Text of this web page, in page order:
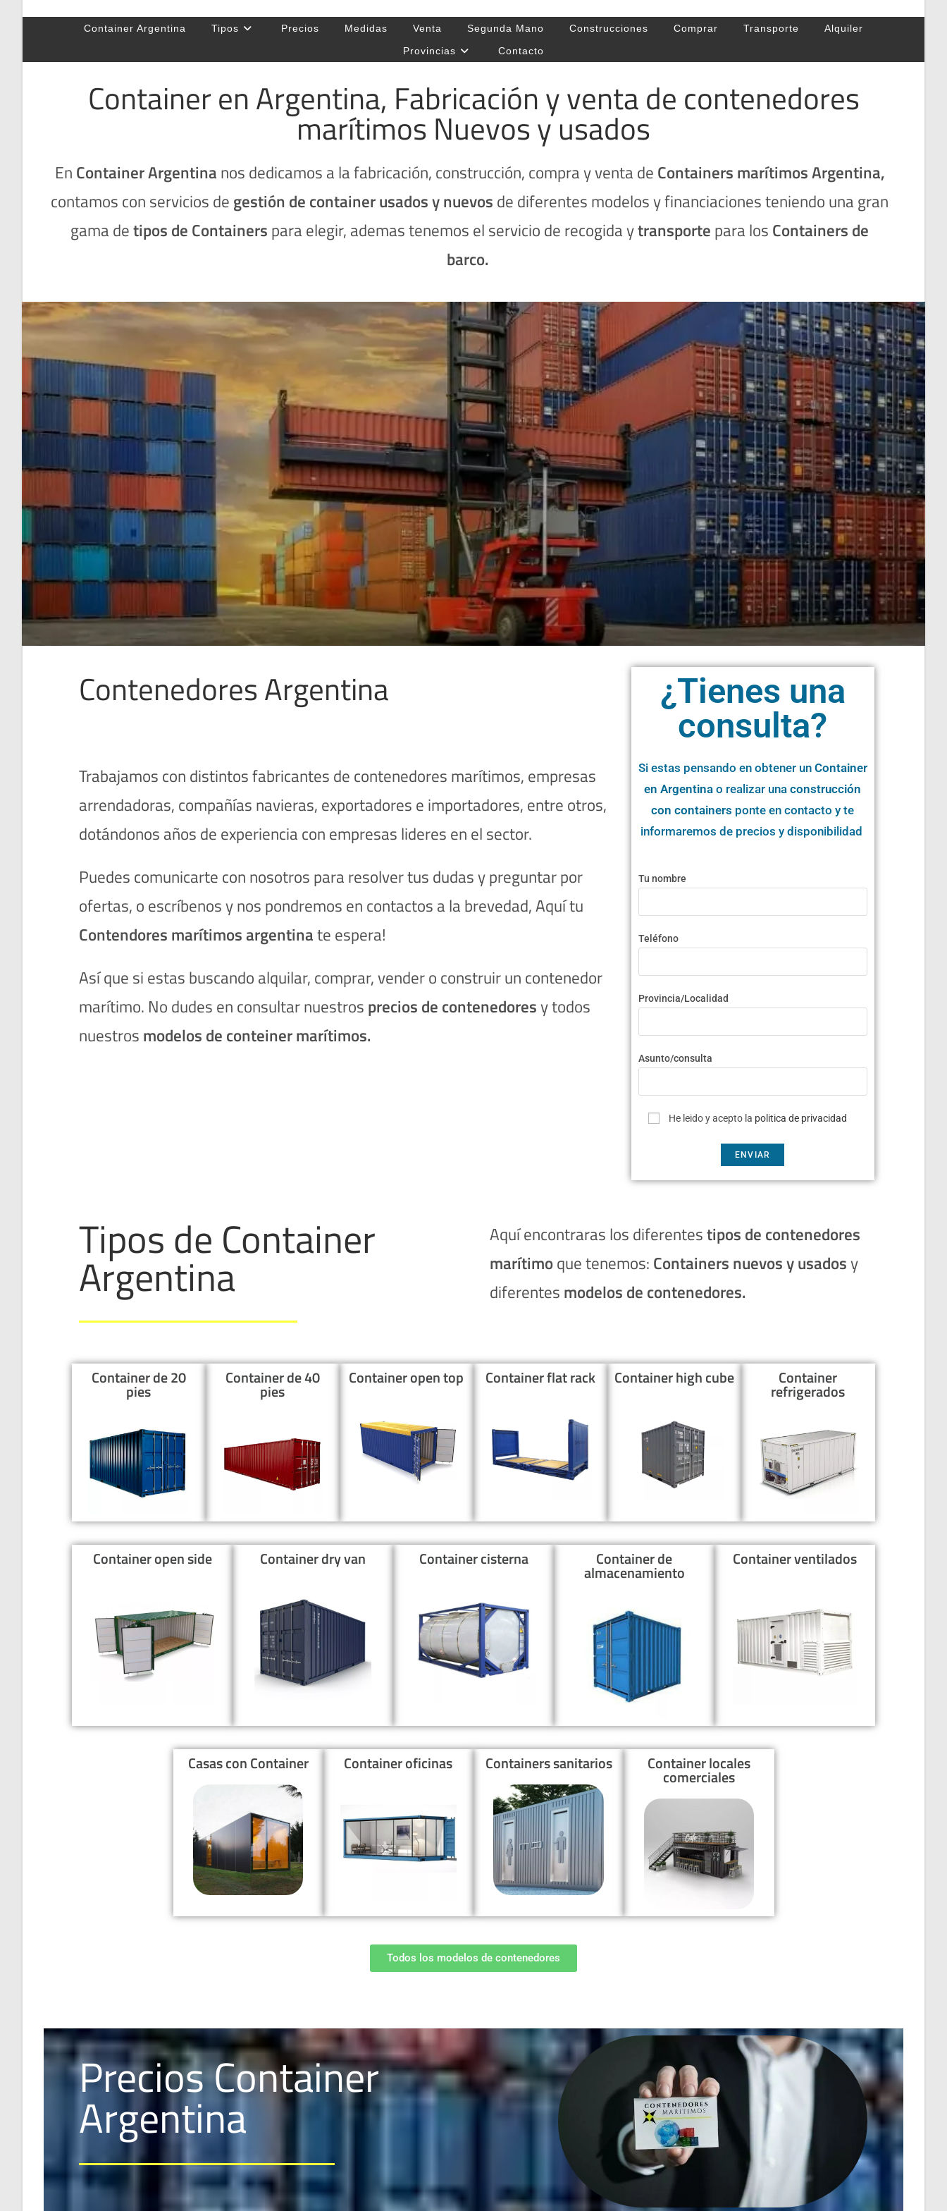
Container Argentina Tipos Precios Medidas Venta Segunda Mano Construcciones Comprar Transporte
Alquiler
Provincias
Contacto
Container en Argentina, Fabricación y venta de contenedores
marítimos Nuevos y usados
En Container Argentina nos dedicamos a la fabricación, construcción, compra y venta de Containers marítimos Argentina,
contamos con servicios de gestión de container usados y nuevos de diferentes modelos y financiaciones teniendo una gran
gama detipos de Containers para elegir, ademas tenemos el servicio de recogida ytransporte para los Containers de
barco.
Contenedores Argentina
Trabajamos con distintos fabricantes de contenedores marítimos, empresas
arrendadoras, compañías navieras, exportadores e importadores, entre otros,
dotándonos años de experiencia con empresas lideres en el sector.
Puedes comunicarte con nosotros para resolver tus dudas y preguntar por
ofertas, o escríbenos y nos pondremos en contactos a la brevedad, Aquí tu
Contendores marítimos argentinate espera!
Así que si estas buscando alquilar, comprar, vender o construir un contenedor
marítimo. No dudes en consultar nuestros precios de contenedoresy todos
nuestros modelos de conteiner marítimos.
¿Tienes una
consulta?
Si estas pensando en obtener un Container
en Argentinao realizar unaconstrucción
con containers ponte en contacto y te
informaremos de precios y disponibilidad
Tu nombre
Teléfono
Provincia/Localidad
Asunto/consulta
He leido y acepto la politica de privacidad
Tipos de Container
Argentina
Aquí encontraras los diferentestipos de contenedores
marítimoque tenemos: Containers nuevos y usadosy
diferentes modelos de contenedores.
Container de 20
pies
Container de 40
pies
Container open top Container flat rack Container high cube Container
refrigerados
Container open side Container dry van Container cisterna Container de
almacenamiento
Container ventilados
Casas con Container Container oficinas Containers sanitarios Container locales
comerciales
Todos los modelos de contenedores
Precios Container
Argentina